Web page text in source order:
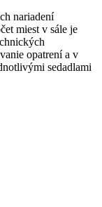
nariadení
miest v sále je
opatrení a v
sedadlami